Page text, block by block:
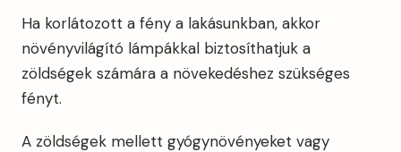
Ha korlátozott a fény a lakásunkban, akkor
növényvilágító lámpákkal biztosíthatjuk a
zöldségek számára a növekedéshez szükséges
fényt.
A zöldségek mellett gyógynövényeket vagy